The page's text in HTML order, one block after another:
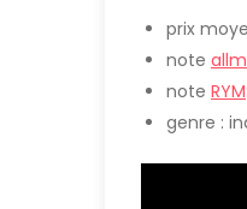
prix
note
note RYM
genre :